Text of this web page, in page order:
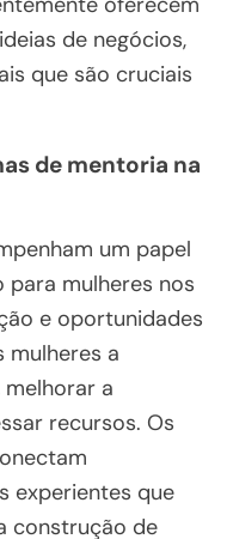
de negócios,
que são cruciais
de mentoria na
um papel
mulheres nos
e oportunidades
mulheres a
a
recursos. Os
experientes que
construção de